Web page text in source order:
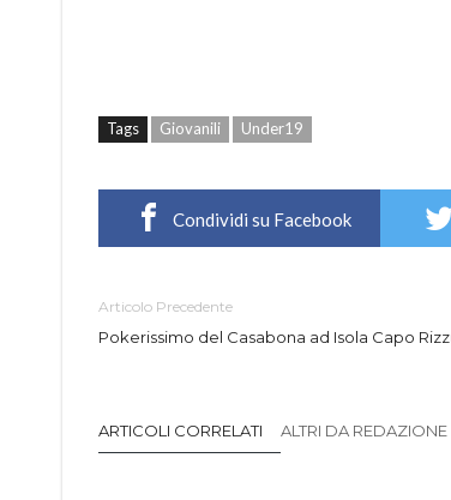
Tags Giovanili Under19
Condividi su Facebook
Articolo Precedente
Pokerissimo del Casabona ad Isola Capo
ARTICOLI CORRELATI ALTRI DA